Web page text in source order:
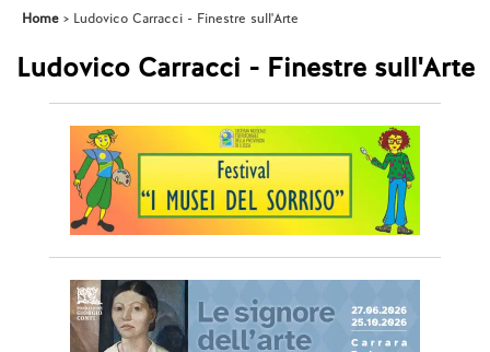
Home Ludovico Carracci - Finestre sull'Arte
Ludovico Carracci - Finestre sull'Arte